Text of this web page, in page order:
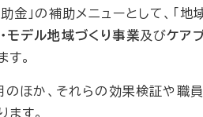
」の補助メニューとして、「地
モデル地域づくり事業 及びケア
す。
のほか、それらの効果検証や職
す。